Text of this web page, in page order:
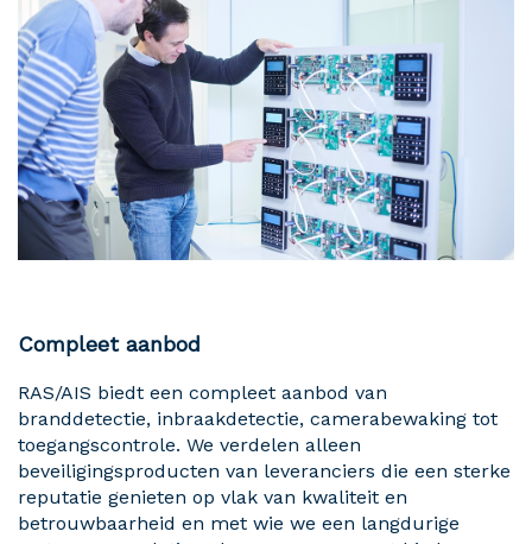
Compleet aanbod
RAS/AIS biedt een compleet aanbod van
branddetectie, inbraakdetectie, camerabewaking tot
toegangscontrole. We verdelen alleen
beveiligingsproducten van leveranciers die een sterke
reputatie genieten op vlak van kwaliteit en
betrouwbaarheid en met wie we een langdurige